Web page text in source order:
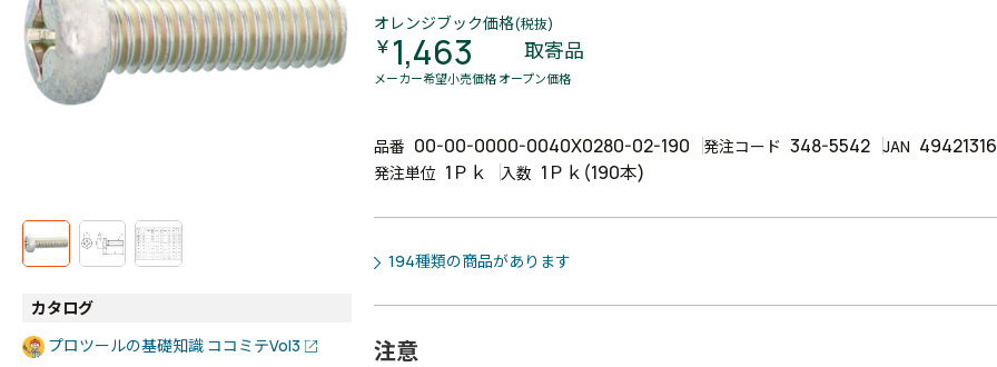
カタログ
プロツールの基礎知識 ココミテVol3
オレンジブック価格(税抜)
￥ 1,463 取寄品
メーカー希望小売価格 オープン価格
品番 00-00-0000-0040X0280-02-190 発注コード 348-5542 JAN
発注単位 1Ｐｋ 入数 1Ｐｋ(190本)
194種類の商品があります
注意